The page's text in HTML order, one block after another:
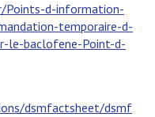
Points-d-information-
temporaire-d-
le-baclofene-Point-d-
dsmfactsheet/dsmf